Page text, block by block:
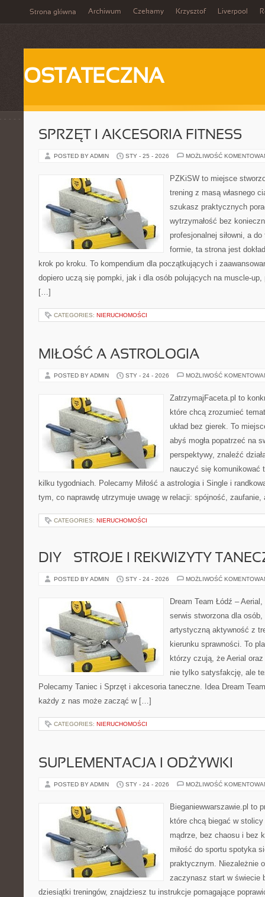
Strona główna Archiwum Czekamy Krzysztof Liverpool
OSTATECZNA
SPRZĘT I AKCESORIA FITNESS
POSTED BY ADMIN STY - 25 - 2026 MOŻLIWOŚĆ
PZKiSW to miejsce
trening z masą własnego
szukasz praktycznych
wytrzymałość bez
profesjonalnej siłowni, a
formie, ta strona jest
krok po kroku. To kompendium dla początkujących i
dopiero uczą się pompki, jak i dla osób polujących na muscle-up,
[…]
CATEGORIES: NIERUCHOMOŚCI
MIŁOŚĆ A ASTROLOGIA
POSTED BY ADMIN STY - 24 - 2026 MOŻLIWOŚĆ
ZatrzymajFaceta.pl to
które chcą zrozumieć
układ bez gierek. To
abyś mogła popatrzeć na
perspektywy, znaleźć
nauczyć się komunikować
kilku tygodniach. Polecamy Miłość a astrologia i Single i
tym, co naprawdę utrzymuje uwagę w relacji: spójność,
CATEGORIES: NIERUCHOMOŚCI
DIY – STROJE I REKWIZYTY
POSTED BY ADMIN STY - 24 - 2026 MOŻLIWOŚĆ
Dream Team Łódź –
serwis stworzona dla
artystyczną aktywność z
kierunku sprawności. To
którzy czują, że Aerial
nie tylko satysfakcję, ale
Polecamy Taniec i Sprzęt i akcesoria taneczne. Idea Dream
każdy z nas może zacząć w […]
CATEGORIES: NIERUCHOMOŚCI
SUPLEMENTACJA I ODŻYWKI
POSTED BY ADMIN STY - 24 - 2026 MOŻLIWOŚĆ
Bieganiewwarszawie.pl to
które chcą biegać w
mądrze, bez chaosu i bez
miłość do sportu spotyka
praktycznym. Niezależnie
zaczynasz start w świecie
dziesiątki treningów, znajdziesz tu instrukcje pomagające